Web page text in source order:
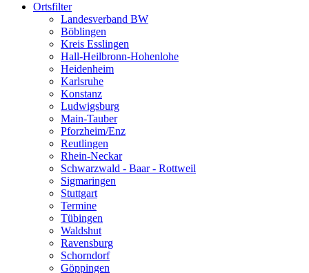
Ortsfilter
Landesverband BW
Böblingen
Kreis Esslingen
Hall-Heilbronn-Hohenlohe
Heidenheim
Karlsruhe
Konstanz
Ludwigsburg
Main-Tauber
Pforzheim/Enz
Reutlingen
Rhein-Neckar
Schwarzwald - Baar - Rottweil
Sigmaringen
Stuttgart
Termine
Tübingen
Waldshut
Ravensburg
Schorndorf
Göppingen